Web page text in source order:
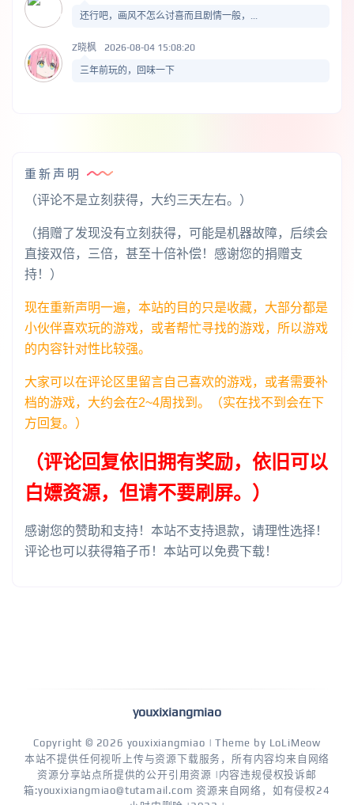
还行吧，画风不怎么讨喜而且剧情一般，...
Z晓枫 2026-08-04 15:08:20
三年前玩的，回味一下
重新声明
（评论不是立刻获得，大约三天左右。）
（捐赠了发现没有立刻获得，可能是机器故障，后续会
直接双倍，三倍，甚至十倍补偿！感谢您的捐赠支
持！）
现在重新声明一遍，本站的目的只是收藏，大部分都是
小伙伴喜欢玩的游戏，或者帮忙寻找的游戏，所以游戏
的内容针对性比较强。
大家可以在评论区里留言自己喜欢的游戏，或者需要补
档的游戏，大约会在2~4周找到。（实在找不到会在下
方回复。）
（评论回复依旧拥有奖励，依旧可以
白嫖资源，但请不要刷屏。）
感谢您的赞助和支持！本站不支持退款，请理性选择！
评论也可以获得箱子币！本站可以免费下载！
youxixiangmiao
Copyright © 2026 youxixiangmiao | Theme by LoLiMeow
本站不提供任何视听上传与资源下载服务，所有内容均来自网络
资源分享站点所提供的公开引用资源 |内容违规侵权投诉邮
箱:youxixiangmiao@tutamail.com 资源来自网络，如有侵权24